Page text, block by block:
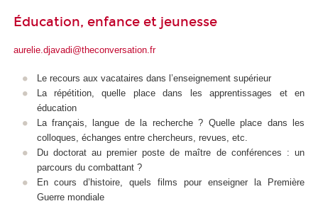
Éducation, enfance et jeunesse
aurelie.djavadi@theconversation.fr
Le recours aux vacataires dans l’enseignement supérieur
La répétition, quelle place dans les apprentissages et en
éducation
La français, langue de la recherche ? Quelle place dans les
colloques, échanges entre chercheurs, revues, etc.
Du doctorat au premier poste de maître de conférences : un
parcours du combattant ?
En cours d’histoire, quels films pour enseigner la Première
Guerre mondiale